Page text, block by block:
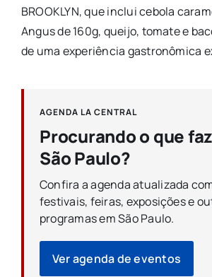
BROOKLYN, que inclui cebola
Angus de 160g, queijo, tomate e
de uma experiência gastronômica
AGENDA LA CENTRAL
Procurando o que
São Paulo?
Confira a agenda atualizada
festivais, feiras, exposições e
programas em São Paulo.
Ver agenda de eventos